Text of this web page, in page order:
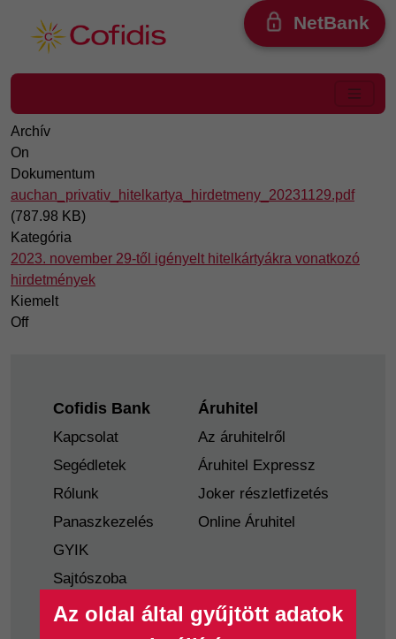
NetBank
Archív
On
Dokumentum
auchan_privativ_hitelkartya_hirdetmeny_20231129.pdf
(787.98 KB)
Kategória
2023. november 29-től igényelt hitelkártyákra vonatkozó
hirdetmények
Kiemelt
Off
Az oldal által gyűjtött adatok
Footer
Cofidis Bank
Kapcsolat
Segédletek
Rólunk
Panaszkezelés
GYIK
Sajtószoba
Nyilvánosságra
Áruhitel
Az áruhitelről
Áruhitel Expressz
Joker részletfizetés
Online Áruhitel